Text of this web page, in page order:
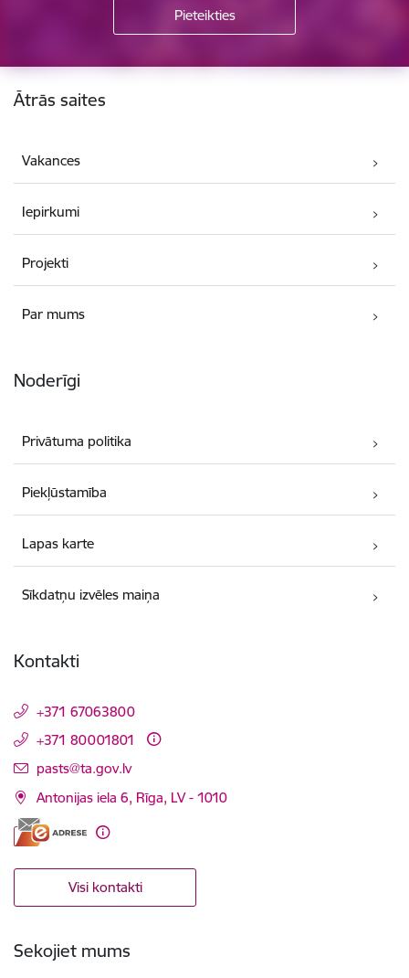
Kājene
Ātrās saites
Vakances
Iepirkumi
Projekti
Par mums
Noderīgi
Privātuma politika
Piekļūstamība
Lapas karte
Sīkdatņu izvēles maiņa
Kontakti
+371 67063800
+371 80001801
E-pasts:
pasts@ta.gov.lv
Antonijas iela 6, Rīga, LV - 1010
Visi kontakti
Sekojiet mums